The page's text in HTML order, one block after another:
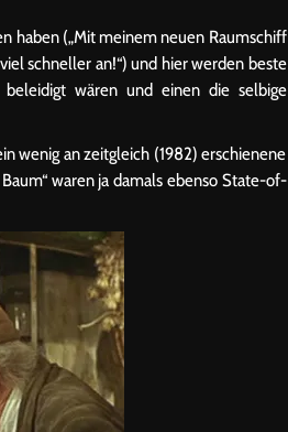
haben („Mit meinem neuen Raumschiff
schneller an!“) und hier werden beste
beleidigt wären und einen die selbige
wenig an zeitgleich (1982) erschienene
waren ja damals ebenso State-of-